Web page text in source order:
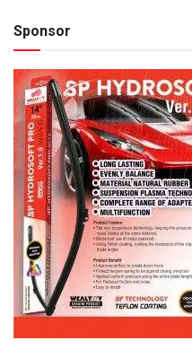
Sponsor